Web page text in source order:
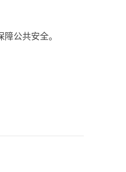
公共安全。